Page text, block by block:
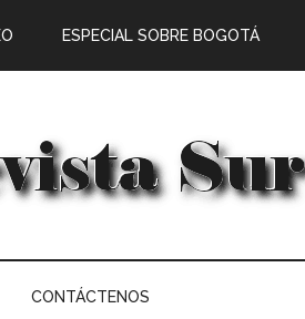
ESPECIAL SOBRE BOGOTÁ
CONTÁCTENOS